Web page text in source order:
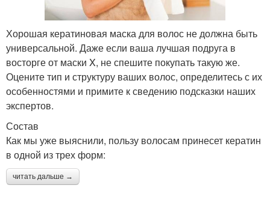
Хорошая кератиновая маска для волос не должна быть
универсальной. Даже если ваша лучшая подруга в
восторге от маски X, не спешите покупать такую же.
Оцените тип и структуру ваших волос, определитесь с их
особенностями и примите к сведению подсказки наших
экспертов.
Состав
Как мы уже выяснили, пользу волосам принесет кератин
в одной из трех форм:
читать дальше →